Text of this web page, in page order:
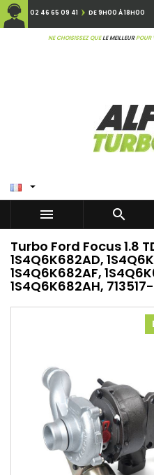
02 46 65 09 41 DE 9H00 À 18H00
NE CHOISISSEZ QUELE MEILLEURPOUR

 
Turbo Ford Focus 1.8
1S4Q6K682AD,
1S4Q6K682AF,
1S4Q6K682AH,